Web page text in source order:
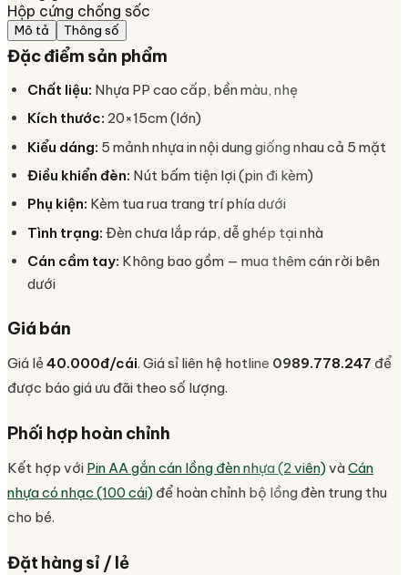
Hộp cứng chống sốc
Mô tả Thông số
Đặc điểm sản phẩm
Chất liệu: Nhựa PP cao cấp, bền màu, nhẹ
Kích thước: 20×15cm (lớn)
Kiểu dáng: 5 mảnh nhựa in nội dung giống nhau cả 5 mặt
Điều khiển đèn: Nút bấm tiện lợi (pin đi kèm)
Phụ kiện: Kèm tua rua trang trí phía dưới
Tình trạng: Đèn chưa lắp ráp, dễ ghép tại nhà
Cán cầm tay: Không bao gồm — mua thêm cán rời bên
dưới
Giá bán
Giá lẻ 40.000đ/cái. Giá sỉ liên hệ hotline 0989.778.247 để
được báo giá ưu đãi theo số lượng.
Phối hợp hoàn chỉnh
Kết hợp với Pin AA gắn cán lồng đèn nhựa (2 viên)vàCán
nhựa có nhạc (100 cái) để hoàn chỉnh bộ lồng đèn trung thu
cho bé.
Đặt hàng sỉ / lẻ